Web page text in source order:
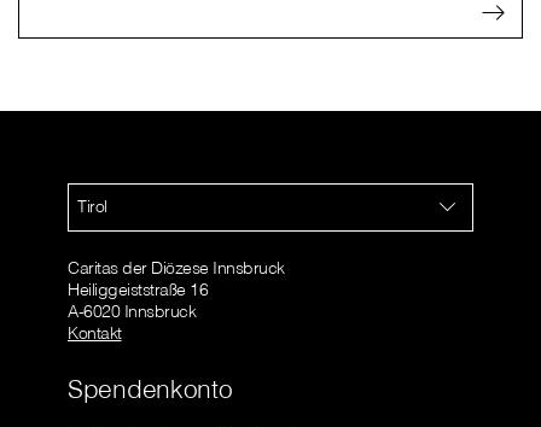
Tirol
Caritas der Diözese Innsbruck
Heiliggeiststraße 16
A-6020 Innsbruck
Kontakt
Spendenkonto